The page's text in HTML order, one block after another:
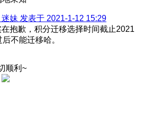
妹 发表于 2021-1-12 15:29
抱歉，积分迁移选择时间截止2021
不能迁移哈。
顺利~